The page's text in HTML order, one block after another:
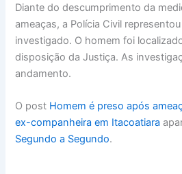
Diante do descumprimento da
ameaças, a Polícia Civil
investigado. O homem foi
disposição da Justiça. As
andamento.
O post Homem é preso após
ex-companheira em Itacoatiara
Segundo a Segundo.